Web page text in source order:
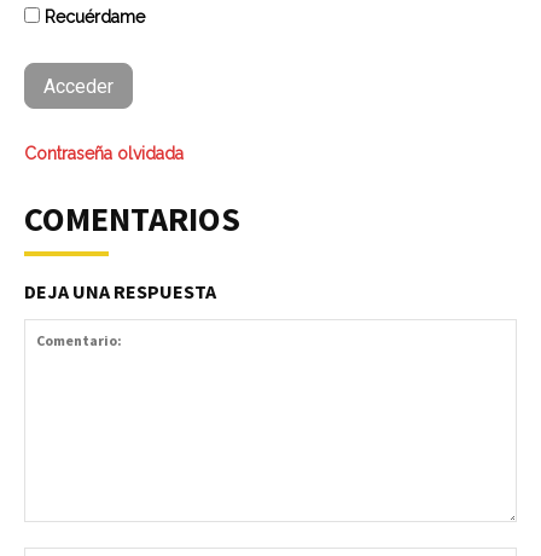
Recuérdame
Contraseña olvidada
COMENTARIOS
DEJA UNA RESPUESTA